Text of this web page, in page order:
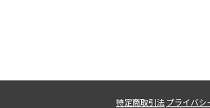
特定商取引法 プライバシ